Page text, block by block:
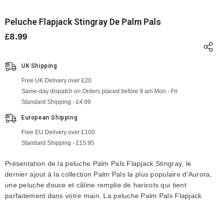
Peluche Flapjack Stingray De Palm Pals
£8.99
UK Shipping
Free UK Delivery over £20
Same-day dispatch on Orders placed before 9 am Mon - Fri
Standard Shipping - £4.99
European Shipping
Free EU Delivery over £100
Standard Shipping - £15.95
Présentation de la peluche Palm Pals Flapjack Stingray, le
dernier ajout à la collection Palm Pals la plus populaire d'Aurora,
une peluche douce et câline remplie de haricots qui tient
parfaitement dans votre main. La peluche Palm Pals Flapjack